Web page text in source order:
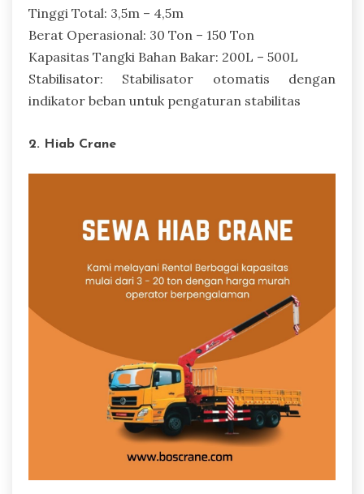
Tinggi Total: 3,5m – 4,5m
Berat Operasional: 30 Ton – 150 Ton
Kapasitas Tangki Bahan Bakar: 200L – 500L
Stabilisator: Stabilisator otomatis dengan
indikator beban untuk pengaturan stabilitas
2. Hiab Crane